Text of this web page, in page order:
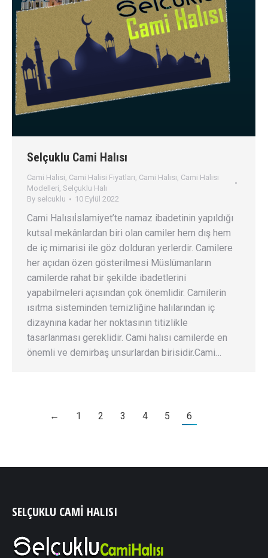
Selçuklu Cami Halısı
Cami Halisi Cami Halisi Fiyatları Cami Halısı Cami Halısı
Modelleri Selçuklu Halı
By selcuklu 10 Eylül 2022
Cami Halısıİslamiyet’te namaz ibadetinin yapıldığı
kutsal mekânlardan biri olan camiler hem dış hem
de iç mimarisi ile göz dolduran yerlerdir. Camilere
her açıdan özen gösterilmesi Müslümanların
camilerde rahat bir şekilde ibadetlerini
yapabilmeleri açısından çok önemlidir. Camilerin
ısıtma sisteminden temizliğine halılarından iç
dizaynına kadar her noktasının titizlikle
tasarlanması gereklidir. Cami halısı camilerde en
önemli ve demirbaş unsurlardan birisidir.Cami…
← 1 2 3 4 5 6
SELÇUKLU CAMI HALISI